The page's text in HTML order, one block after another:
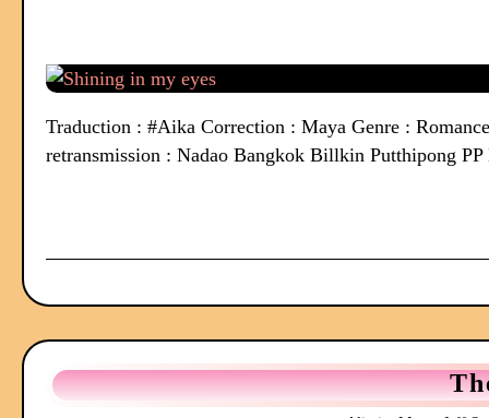
Traduction : #Aika Correction : Maya Genre :
retransmission : Nadao Bangkok Billkin Putthipong